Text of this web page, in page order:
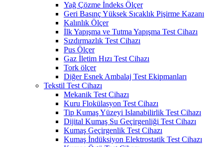
Yağ Çözme İndeks Ölçer
Geri Basınç Yüksek Sıcaklık Pişirme Kazanı
Kalınlık Ölçer
İlk Yapışma ve Tutma Yapışma Test Cihazı
Sızdırmazlık Test Cihazı
Pus Ölçer
Gaz İletim Hızı Test Cihazı
Tork ölçer
Diğer Esnek Ambalaj Test Ekipmanları
Tekstil Test Cihazı
Mekanik Test Cihazı
Kuru Flokülasyon Test Cihazı
Tip Kumaş Yüzeyi Islanabilirlik Test Cihazı
Dijital Kumaş Su Geçirgenliği Test Cihazı
Kumaş Geçirgenlik Test Cihazı
Kumaş İndüksiyon Elektrostatik Test Cihazı